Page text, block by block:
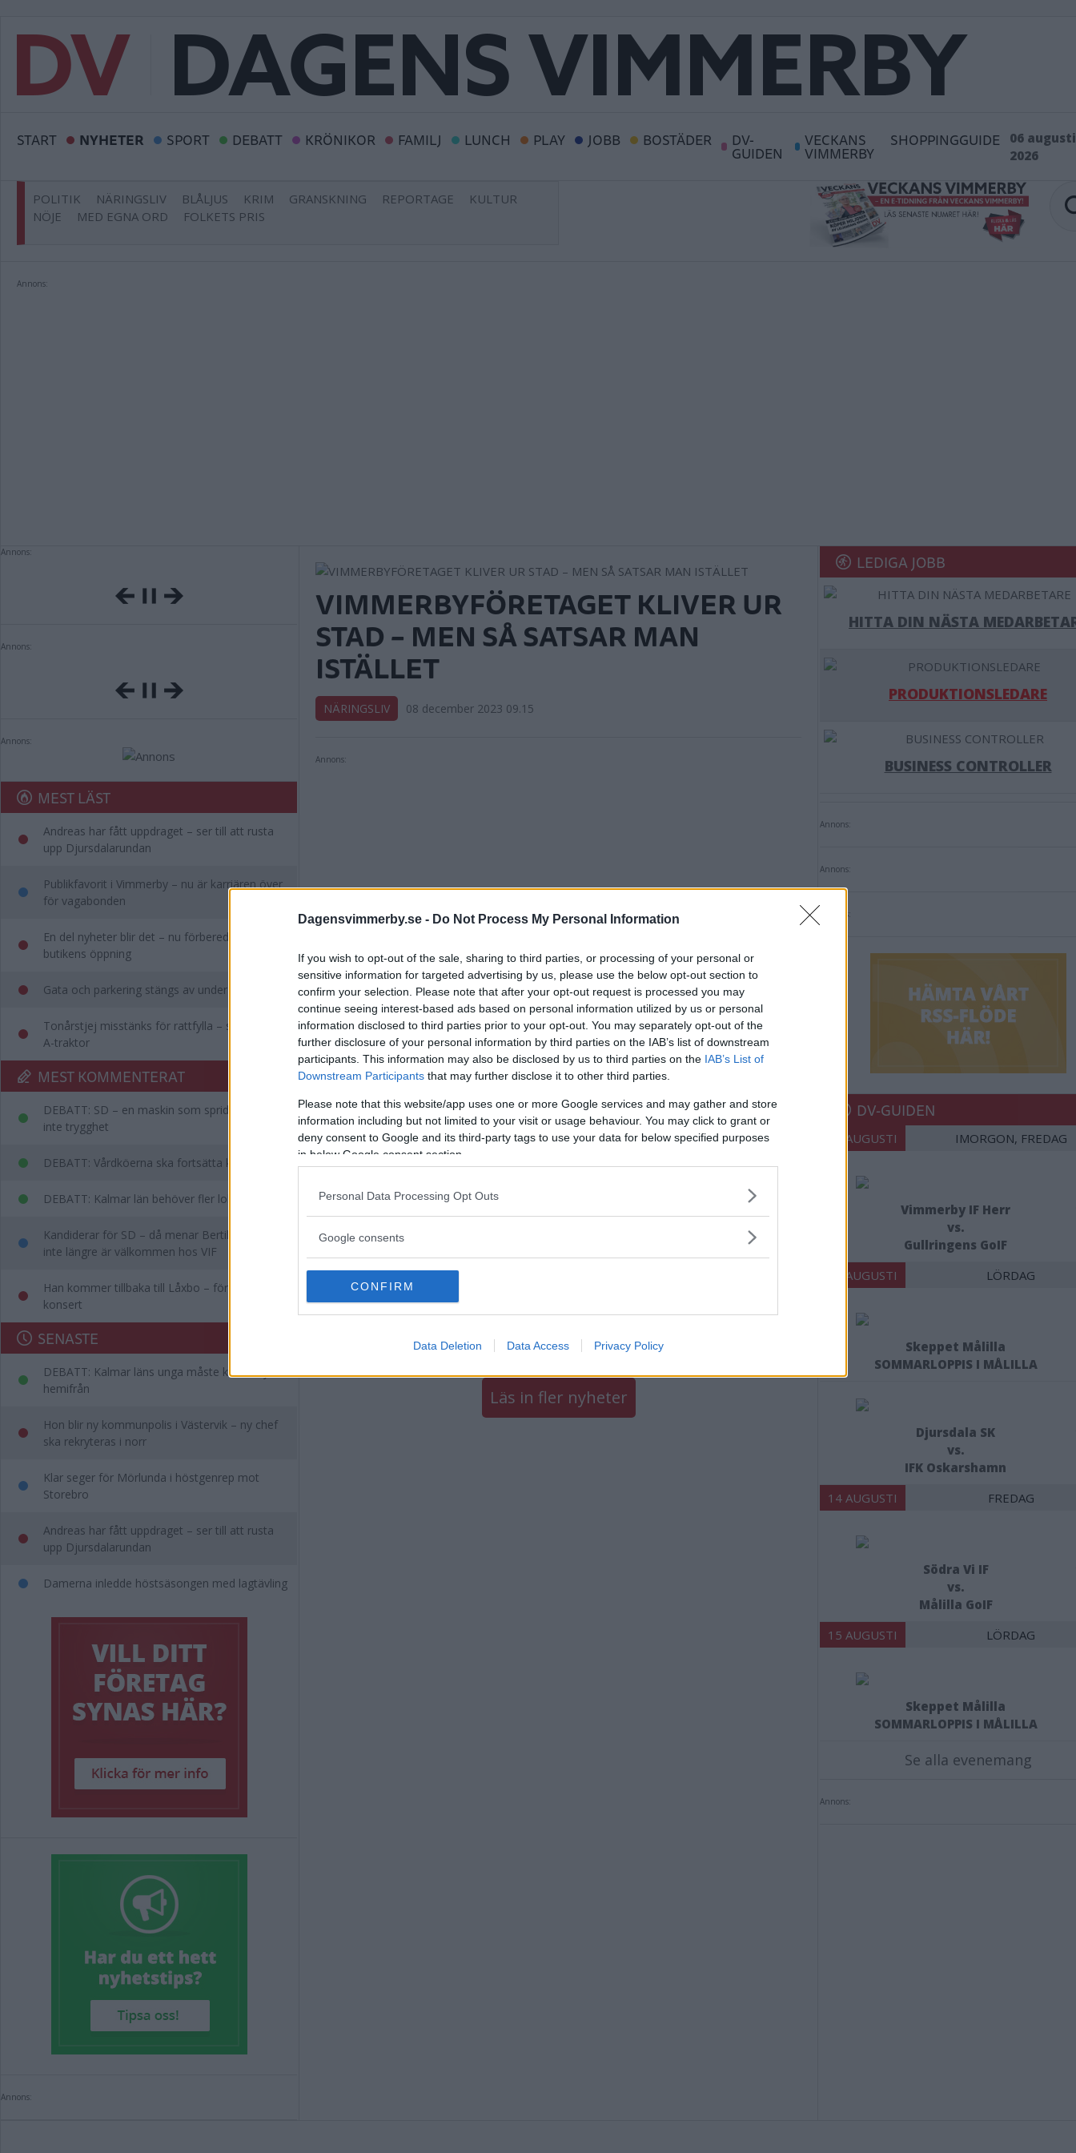
Dagensvimmerby.se - Do Not Process My Personal Information
If you wish to opt-out of the sale, sharing to third parties, or processing of your personal or
sensitive information for targeted advertising by us, please use the below opt-out section to
confirm your selection. Please note that after your opt-out request is processed you may
continue seeing interest-based ads based on personal information utilized by us or personal
information disclosed to third parties prior to your opt-out. You may separately opt-out of the
further disclosure of your personal information by third parties on the IAB’s list of downstream
participants. This information may also be disclosed by us to third parties on the IAB’s List of
Downstream Participants that may further disclose it to other third parties.
Please note that this website/app uses one or more Google services and may gather and store
information including but not limited to your visit or usage behaviour. You may click to grant or
deny consent to Google and its third-party tags to use your data for below specified purposes
in below Google consent section.
Personal Data Processing Opt Outs
Google consents
CONFIRM
Data Deletion Data Access Privacy Policy
START NYHETER SPORT DEBATT KRÖNIKOR FAMILJ LUNCH PLAY JOBB BOSTÄDER DV-
GUIDEN
VECKANS
VIMMERBY
SHOPPINGGUIDE
06 augusti
2026
POLITIK NÄRINGSLIV BLÅLJUS KRIM GRANSKNING REPORTAGE
KULTUR
NÖJE
MED EGNA ORD FOLKETS PRIS
Annons:
Annons:
Annons:
Annons:
MEST LÄST
Andreas har fått uppdraget – ser till att rusta
upp Djursdalarundan
Publikfavorit i Vimmerby – nu är karriären över
för vagabonden
En del nyheter blir det – nu förbereder Kim
butikens öppning
Gata och parkering stängs av under rallyfesten
Tonårstjej misstänks för rattfylla – stoppades i
A-traktor
MEST KOMMENTERAT
DEBATT: SD – en maskin som sprider rädsla,
inte trygghet
DEBATT: Vårdköerna ska fortsätta kortas
DEBATT: Kalmar län behöver fler lobbyister
Kandiderar för SD – då menar Bertil att han
inte längre är välkommen hos VIF
Han kommer tillbaka till Låxbo – för egen
konsert
SENASTE
DEBATT: Kalmar läns unga måste kunna flytta
hemifrån
Hon blir ny kommunpolis i Västervik – ny chef
ska rekryteras i norr
Klar seger för Mörlunda i höstgenrep mot
Storebro
Andreas har fått uppdraget – ser till att rusta
upp Djursdalarundan
Damerna inledde höstsäsongen med lagtävling
Annons:
VIMMERBYFÖRETAGET KLIVER UR
STAD – MEN SÅ SATSAR MAN
ISTÄLLET
NÄRINGSLIV 08 december 2023 09.15
Annons:
Vimmerbyprofilen tar plats i nytt
nätverk – ska främja kvinnligt
entreprenörskap
LOKALT FÖRETAG BYTER KEDJA
NÄSTA ÅR
Läs in fler nyheter
LEDIGA JOBB
HITTA DIN NÄSTA
PRODUKTIONSLEDARE
BUSINESS CONTROLLER
Annons:
Annons:
Annons:
DV-GUIDEN
07 AUGUSTI IMORGON, FREDAG
Vimmerby IF Herr
vs.
Gullringens GoIF
08 AUGUSTI LÖRDAG
Skeppet Målilla
SOMMARLOPPIS I MÅLILLA
Djursdala SK
vs.
IFK Oskarshamn
14 AUGUSTI FREDAG
Södra Vi IF
vs.
Målilla GoIF
15 AUGUSTI LÖRDAG
Skeppet Målilla
SOMMARLOPPIS I MÅLILLA
Se alla evenemang
Annons: